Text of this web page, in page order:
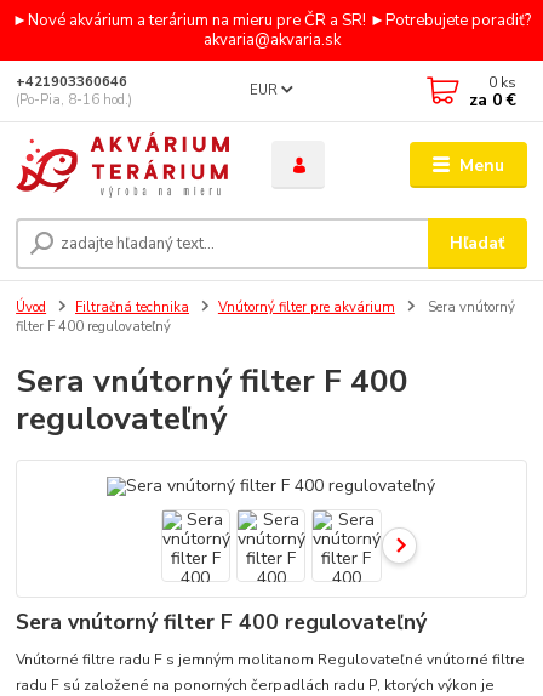
►Nové akvárium a terárium na mieru pre ČR a SR! ►Potrebujete poradiť?
akvaria@akvaria.sk
Menu
EUR
Hľadať
+421903360646
(Po-Pia, 8-16 hod.)
0 ks
za 0 €
Úvod Filtračná technika Vnútorný filter pre akvárium
Sera vnútorný
filter F 400 regulovateľný
Sera vnútorný filter F 400
regulovateľný
Sera vnútorný filter F 400 regulovateľný
Vnútorné filtre radu F s jemným molitanom Regulovateľné vnútorné filtre
radu F sú založené na ponorných čerpadlách radu P, ktorých výkon je